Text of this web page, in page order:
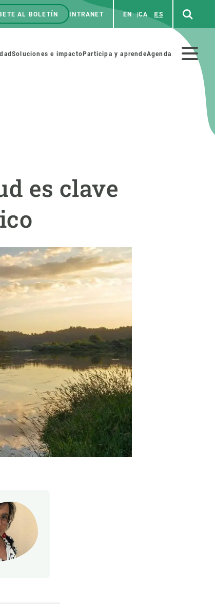
AL BOLETÍN INTRANET EN CA ES
Soluciones e impacto Participa y aprendeAgenda
es clave
Humanos
PF
y doctorado
internas
Haz ciencia con nosotros